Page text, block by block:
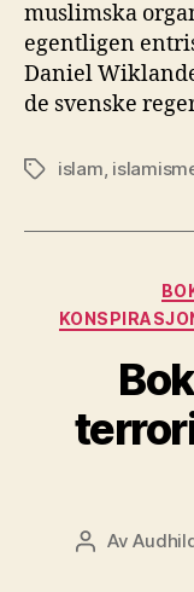
muslimska
egentligen
Daniel
de svenske
Stikkord
islam,
Av